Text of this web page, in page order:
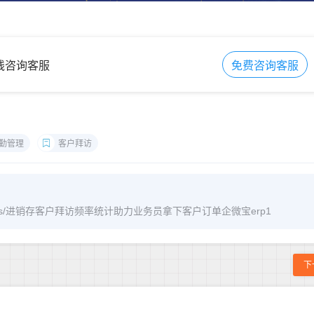
咨询客服 免费咨询客服
管理 客户拜访
销存客户拜访频率统计助力业务员拿下客户订单企微宝erp1